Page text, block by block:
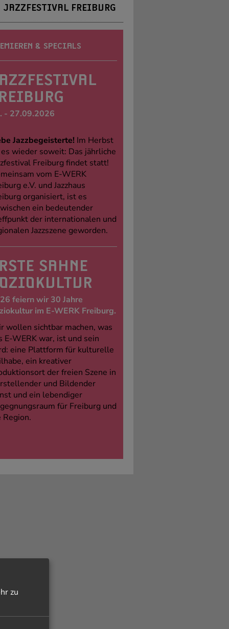
JAZZFESTIVAL FREIBURG
& SPECIALS
- 27.09.2026
Jazzbegeisterte! Im Herbst
wieder soweit: Das jährliche
Freiburg findet statt!
vom E-WERK
e.V. und Jazzhaus
organisiert, ist es
ein bedeutender
der internationalen und
Jazzszene geworden.
SAHNE
feiern wir 30 Jahre
im E-WERK Freiburg.
wollen sichtbar machen, was
E-WERK war, ist und sein
eine Plattform für kulturelle
ein kreativer
der freien Szene in
und Bildender
und ein lebendiger
für Freiburg und
Region.
zu